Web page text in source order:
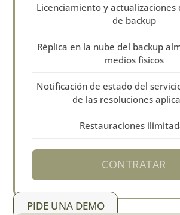
Licenciamiento y actualizaciones
de backup
Réplica en la nube del backup
medios físicos
Notificación de estado del
de las resoluciones
Restauraciones
CONTRATAR
PIDE UNA DEMO